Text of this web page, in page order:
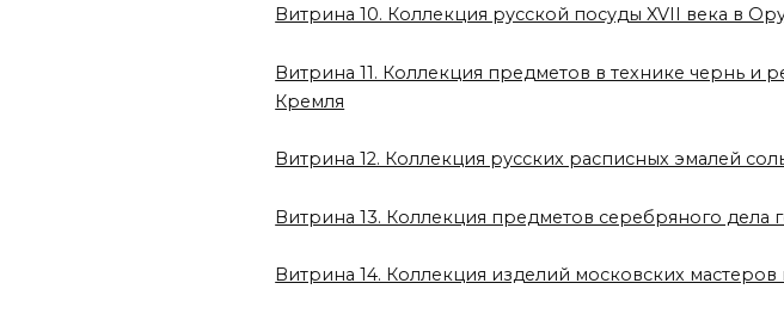
Витрина 10. Коллекция русской посуды XVII века в
Витрина 11. Коллекция предметов в технике чернь
Кремля
Витрина 12. Коллекция русских расписных эмалей
Витрина 13. Коллекция предметов серебряного
Витрина 14. Коллекция изделий московских